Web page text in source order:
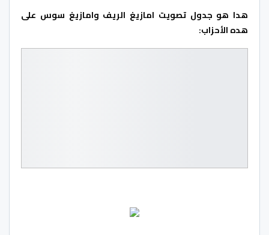
هدا هو جدول تصويت امازيغ الريف وامازيغ سوس على
هده الأحزاب: